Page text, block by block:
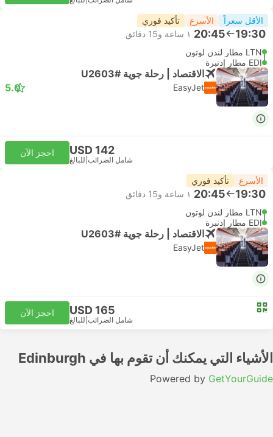
الأقل سعراً الأسرع تأكيد فوري
19:30
20:45 ١ ساعة و‫15 دقائق
LTN مطار لندن لوتون
EDI مطار إدنبرة
الاقتصاد | رحلة جوية #U2603
EasyJet
5.0
USD 142
شامل الضرائب للبالغ
احجز الآن
الأسرع تأكيد فوري
19:30
20:45 ١ ساعة و‫15 دقائق
LTN مطار لندن لوتون
EDI مطار إدنبرة
الاقتصاد | رحلة جوية #U2603
EasyJet
USD 165
شامل الضرائب للبالغ
احجز الآن
الأشياء التي يمكنك أن تقوم بها في Edinburgh
Powered by GetYourGuide